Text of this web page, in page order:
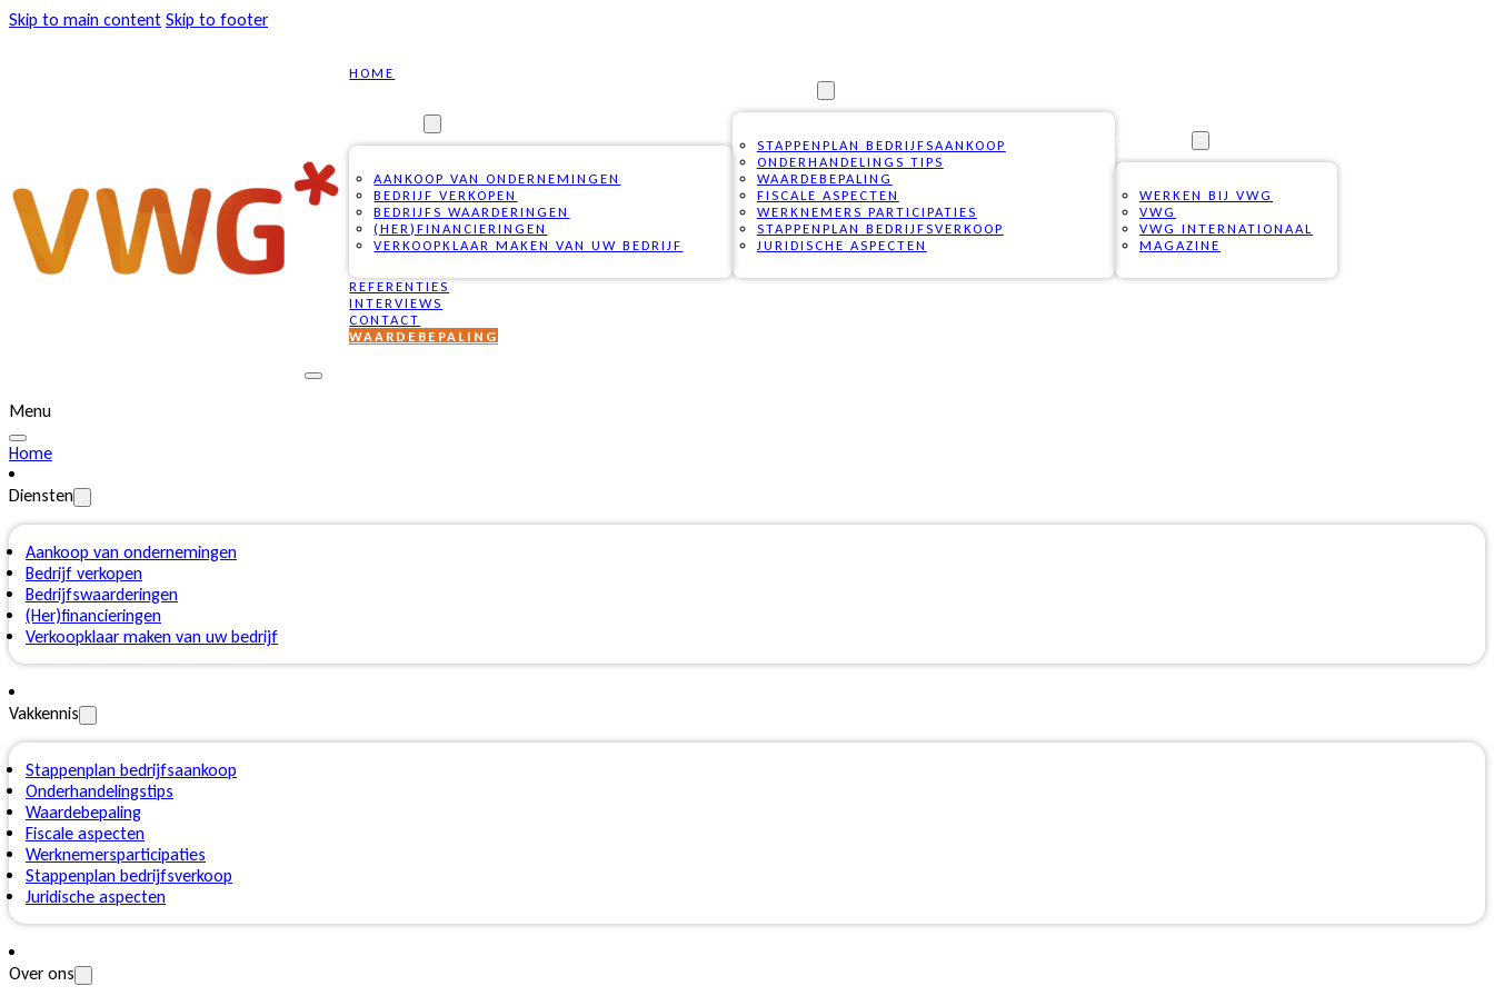
Skip to main content Skip to footer
HOME
DIENSTEN
AANKOOP VAN ONDERNEMINGEN
BEDRIJF VERKOPEN
BEDRIJFS WAARDERINGEN
(HER)FINANCIERINGEN
VERKOOPKLAAR MAKEN VAN UW BEDRIJF
STAPPENPLAN BEDRIJFSAANKOOP
ONDERHANDELINGS TIPS
WAARDEBEPALING
FISCALE ASPECTEN
WERKNEMERS PARTICIPATIES
STAPPENPLAN BEDRIJFSVERKOOP
JURIDISCHE ASPECTEN
OVER ONS
WERKEN BIJ VWG
VWG
VWG INTERNATIONAAL
MAGAZINE
REFERENTIES
INTERVIEWS
CONTACT
WAARDEBEPALING
Menu
Home
Diensten
Aankoop van ondernemingen
Bedrijf verkopen
Bedrijfswaarderingen
(Her)financieringen
Verkoopklaar maken van uw bedrijf
Vakkennis
Stappenplan bedrijfsaankoop
Onderhandelingstips
Waardebepaling
Fiscale aspecten
Werknemersparticipaties
Stappenplan bedrijfsverkoop
Juridische aspecten
Over ons